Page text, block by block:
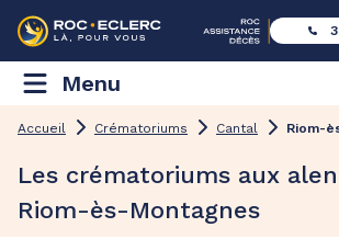
Menu
Accueil Crématoriums Cantal Riom-
Les crématoriums aux
Riom-ès-Montagnes